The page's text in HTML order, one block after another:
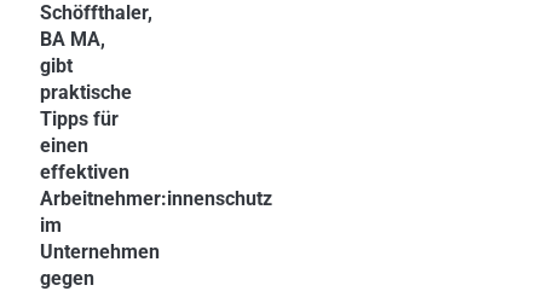
Schöffthaler,
BA MA,
gibt
praktische
Tipps für
einen
effektiven
Arbeitnehmer:innenschutz
im
Unternehmen
gegen